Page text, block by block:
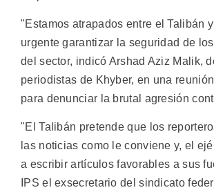
"Estamos atrapados entre el Talibán
urgente garantizar la seguridad de
del sector, indicó Arshad Aziz Malik,
periodistas de Khyber, en una
para denunciar la brutal agresión
"El Talibán pretende que los
las noticias como le conviene y, el
a escribir artículos favorables a sus
IPS el exsecretario del sindicato